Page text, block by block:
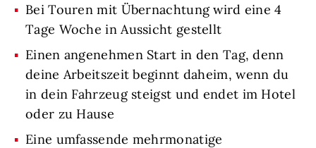
Bei Touren mit Übernachtung wird eine 4
Tage Woche in Aussicht gestellt
Einen angenehmen Start in den Tag, denn
deine Arbeitszeit beginnt daheim, wenn du
in dein Fahrzeug steigst und endet im Hotel
oder zu Hause
Eine umfassende mehrmonatige